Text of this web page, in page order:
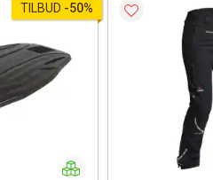
TILBUD -50%